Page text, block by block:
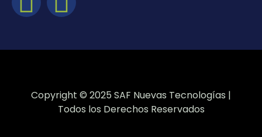
Copyright © 2025 SAF Nuevas Tecnologías |
Todos los Derechos Reservados